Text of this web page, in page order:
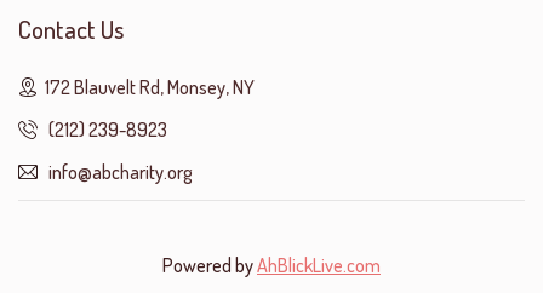
Contact Us
172 Blauvelt Rd, Monsey, NY
(212) 239-8923
info@abcharity.org
Powered byAhBlickLive.com